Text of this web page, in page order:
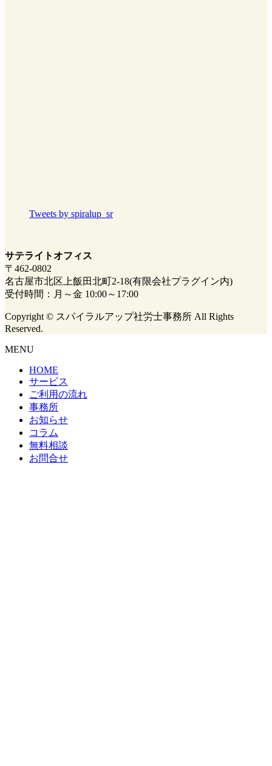
Tweets by spiralup_sr
サテライトオフィス
〒462-0802
名古屋市北区上飯田北町2-18(有限会社プラグイン内)
受付時間：月～金 10:00～17:00
Copyright © スパイラルアップ社労士事務所 All Rights
Reserved.
MENU
HOME
サービス
ご利用の流れ
事務所
お知らせ
コラム
無料相談
お問合せ